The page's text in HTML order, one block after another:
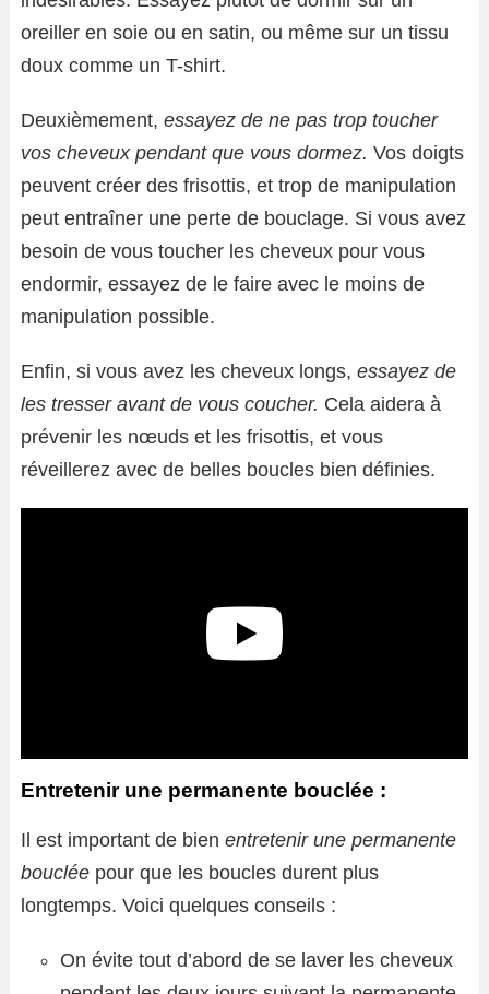
oreiller en soie ou en satin, ou même sur un tissu
doux comme un T-shirt.
Deuxièmement, essayez de ne pas trop toucher
vos cheveux pendant que vous dormez. Vos doigts
peuvent créer des frisottis, et trop de manipulation
peut entraîner une perte de bouclage. Si vous avez
besoin de vous toucher les cheveux pour vous
endormir, essayez de le faire avec le moins de
manipulation possible.
Enfin, si vous avez les cheveux longs, essayez de
les tresser avant de vous coucher. Cela aidera à
prévenir les nœuds et les frisottis, et vous
réveillerez avec de belles boucles bien définies.
Entretenir une permanente bouclée :
Il est important de bien entretenir une permanente
bouclée pour que les boucles durent plus
longtemps. Voici quelques conseils :
On évite tout d’abord de se laver les cheveux